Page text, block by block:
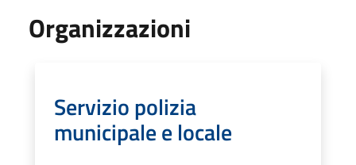
Organizzazioni
Servizio polizia
municipale e locale